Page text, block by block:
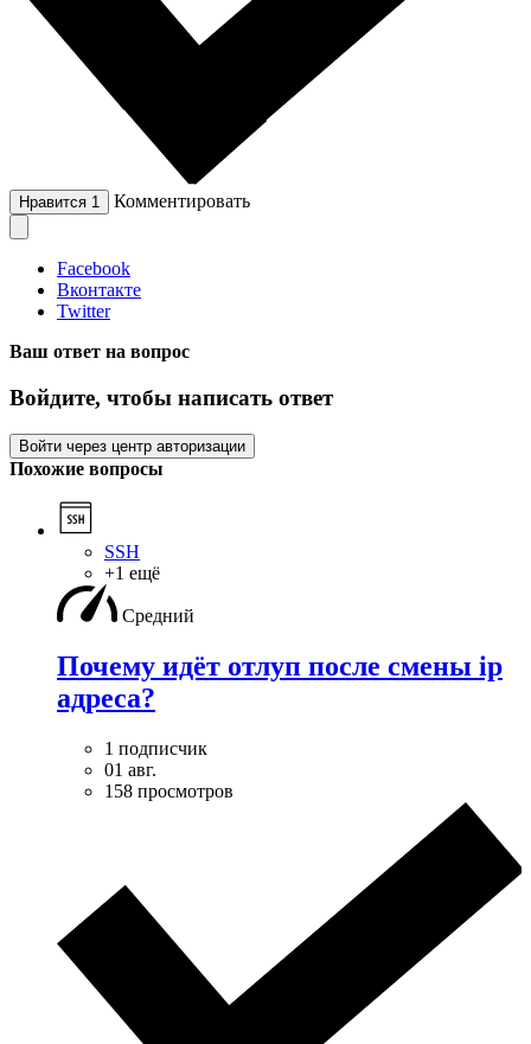
Нравится 1 Комментировать
Facebook
Вконтакте
Twitter
Ваш ответ на вопрос
Войдите, чтобы написать ответ
Войти через центр авторизации
Похожие вопросы
SSH
+1 ещё
Средний
Почему идёт отлуп после смены ip
адреса?
1 подписчик
01 авг.
158 просмотров